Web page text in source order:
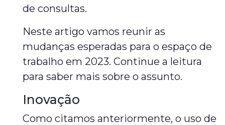
de consultas.
Neste artigo vamos reunir as
mudanças esperadas para o espaço de
trabalho em 2023. Continue a leitura
para saber mais sobre o assunto.
Inovação
Como citamos anteriormente, o uso de